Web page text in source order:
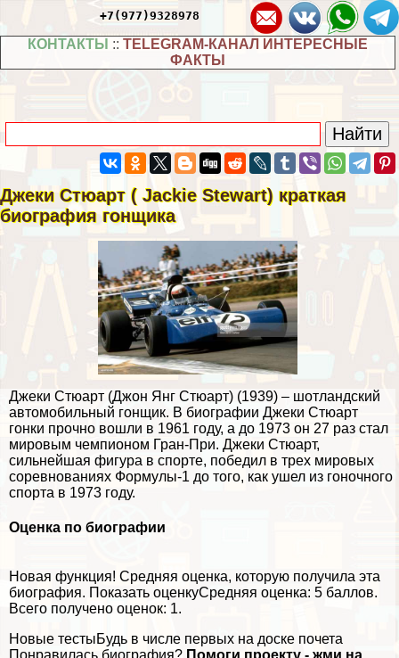
+7(977)9328978
КОНТАКТЫ :: TELEGRAM-КАНАЛ ИНТЕРЕСНЫЕ
ФАКТЫ
Джеки Стюарт ( Jackie Stewart) краткая
биография гонщика
Джеки Стюарт (Джон Янг Стюарт) (1939) – шотландский
автомобильный гонщик. В биографии Джеки Стюарт
гонки прочно вошли в 1961 году, а до 1973 он 27 раз стал
мировым чемпионом Гран-При. Джеки Стюарт,
сильнейшая фигура в спорте, победил в трех мировых
соревнованиях Формулы-1 до того, как ушел из гоночного
спорта в 1973 году.
Оценка по биографии
Новая функция! Средняя оценка, которую получила эта
биография. Показать оценкуСредняя оценка: 5 баллов.
Всего получено оценок: 1.
Новые тестыБудь в числе первых на доске почета